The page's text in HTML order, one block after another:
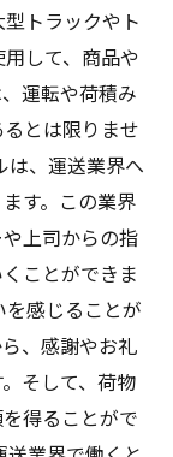
トラックやト
して、商品や
運転や荷積み
とは限りませ
は、運送業界へ
す。この業界
上司からの指
ことができま
感じることが
、感謝やお礼
そして、荷物
得ることがで